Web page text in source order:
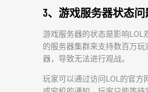
3、游戏服务器状态问
游戏服务器的状态是影响
的服务器集群来支持数百万
器，导致无法进行观战。
玩家可以通过访问LOL的官